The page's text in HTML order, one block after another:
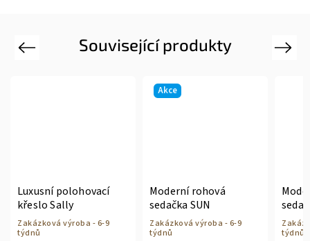
Související produkty
Previous
Luxusní polohovací
křeslo Sally
Zakázková výroba - 6-9
týdnů
Akce
Moderní rohová
sedačka SUN
Zakázková výroba - 6-9
týdnů
týdnů
Next